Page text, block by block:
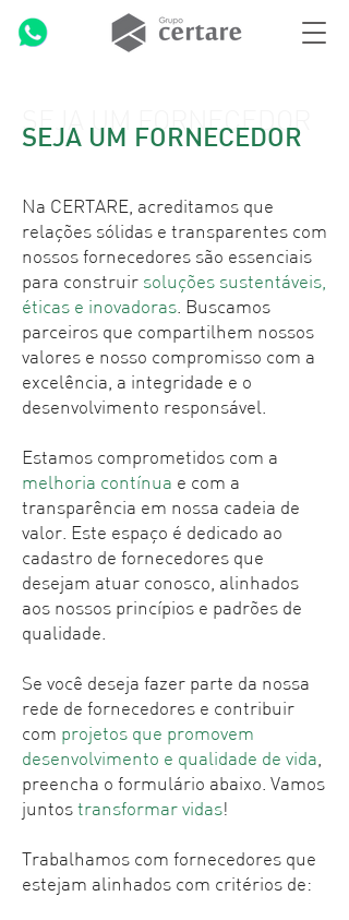
SEJA UM FORNECEDOR
SEJA UM FORNECEDOR
Na CERTARE, acreditamos que
relações sólidas e transparentes com
nossos fornecedores são essenciais
para construir soluções sustentáveis,
éticas e inovadoras. Buscamos
parceiros que compartilhem nossos
valores e nosso compromisso com a
excelência, a integridade e o
desenvolvimento responsável.
Estamos comprometidos com a
melhoria contínua e com a
transparência em nossa cadeia de
valor. Este espaço é dedicado ao
cadastro de fornecedores que
desejam atuar conosco, alinhados
aos nossos princípios e padrões de
qualidade.
Se você deseja fazer parte da nossa
rede de fornecedores e contribuir
com projetos que promovem
desenvolvimento e qualidade de vida,
preencha o formulário abaixo. Vamos
juntos transformar vidas!
Trabalhamos com fornecedores que
estejam alinhados com critérios de: